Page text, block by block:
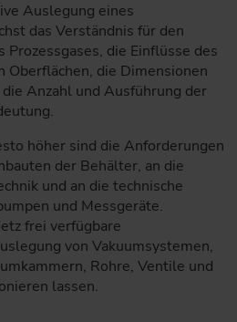
Auslegung eines
das Verständnis für den
die Einflüsse des
Oberflächen, die Dimensionen
Anzahl und Ausführung der
höher sind die Anforderungen
der Behälter, an die
und an die technische
und Messgeräte.
frei verfügbare
von Vakuumsystemen,
Rohre, Ventile und
lassen.